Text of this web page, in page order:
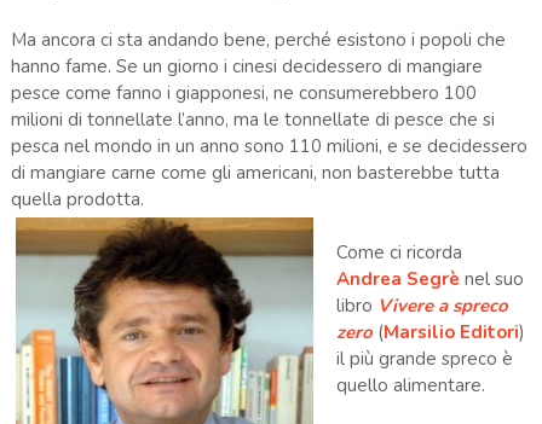
Ma ancora ci sta andando bene, perché esistono i popoli che
hanno fame. Se un giorno i cinesi decidessero di mangiare
pesce come fanno i giapponesi, ne consumerebbero 100
milioni di tonnellate l’anno, ma le tonnellate di pesce che si
pesca nel mondo in un anno sono 110 milioni, e se decidessero
di mangiare carne come gli americani, non basterebbe tutta
quella prodotta.
Come ci ricorda
Andrea Segrè nel suo
libro Vivere a spreco
zero (Marsilio Editori)
il più grande spreco è
quello alimentare.